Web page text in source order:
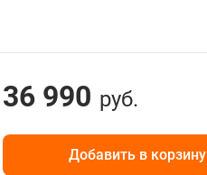
36 990 руб.
Добавить в корзину